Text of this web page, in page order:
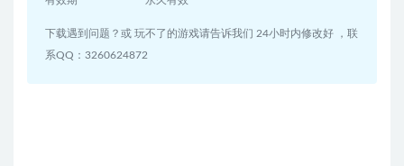
下载遇到问题？或 玩不了的游戏请告诉我们 24小时内修改好 ，联
系QQ：3260624872